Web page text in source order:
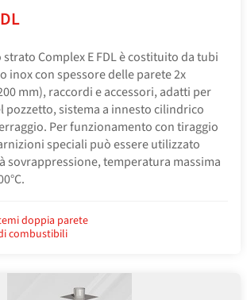
Complex E FDL è costituito da tubi
inox con spessore delle parete 2x
mm), raccordi e accessori, adatti per
pozzetto, sistema a innesto cilindrico
Per funzionamento con tiraggio
speciali può essere utilizzato
sovrappressione, temperatura massima
doppia parete
combustibili